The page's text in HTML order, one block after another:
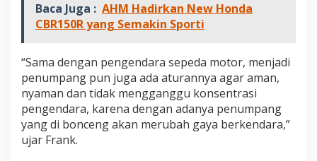
Baca Juga : AHM Hadirkan New Honda
CBR150R yang Semakin Sporti
“Sama dengan pengendara sepeda motor, menjadi
penumpang pun juga ada aturannya agar aman,
nyaman dan tidak mengganggu konsentrasi
pengendara, karena dengan adanya penumpang
yang di bonceng akan merubah gaya berkendara,”
ujar Frank.